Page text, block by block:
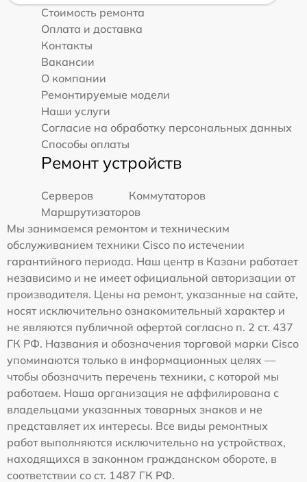
Стоимость ремонта
Оплата и доставка
Контакты
Вакансии
О компании
Ремонтируемые модели
Наши услуги
Согласие на обработку персональных данных
Способы оплаты
Ремонт устройств
Серверов
Коммутаторов
Маршрутизаторов
Мы занимаемся ремонтом и техническим
обслуживанием техники Cisco по истечении
гарантийного периода. Наш центр в Казани работает
независимо и не имеет официальной авторизации от
производителя. Цены на ремонт, указанные на сайте,
носят исключительно ознакомительный характер и
не являются публичной офертой согласно п. 2 ст. 437
ГК РФ. Названия и обозначения торговой марки Cisco
упоминаются только в информационных целях —
чтобы обозначить перечень техники, с которой мы
работаем. Наша организация не аффилирована с
владельцами указанных товарных знаков и не
представляет их интересы. Все виды ремонтных
работ выполняются исключительно на устройствах,
находящихся в законном гражданском обороте, в
соответствии со ст. 1487 ГК РФ.